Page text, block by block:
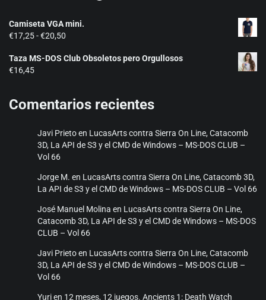
Camiseta VGA mini.
€17,25-€20,50
precios:
€20,50
Taza MS-DOS Club Obsoletos pero Orgullosos
€16,45
Comentarios recientes
Javi Prietoen LucasArts contra Sierra On Line, Catacomb
3D, La API de S3 y el CMD de Windows – MS-DOS CLUB –
Vol 66
Jorge M. en LucasArts contra Sierra On Line, Catacomb 3D,
La API de S3 y el CMD de Windows – MS-DOS CLUB – Vol 66
José Manuel Molina en LucasArts contra Sierra On Line,
Catacomb 3D, La API de S3 y el CMD de Windows – MS-DOS
CLUB – Vol 66
Javi Prietoen LucasArts contra Sierra On Line, Catacomb
3D, La API de S3 y el CMD de Windows – MS-DOS CLUB –
Vol 66
Yurien 12 meses, 12 juegos. Ancients 1: Death Watch